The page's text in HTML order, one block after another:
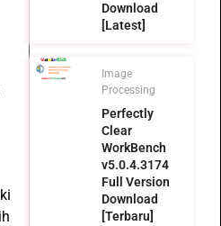
Download
[Latest]
Image
Processing
Perfectly
Clear
WorkBench
v5.0.4.3174
Full Version
Download
[Terbaru]